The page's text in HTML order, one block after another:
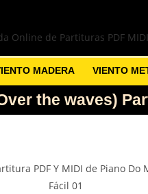
MADERA VIENTO
the waves)